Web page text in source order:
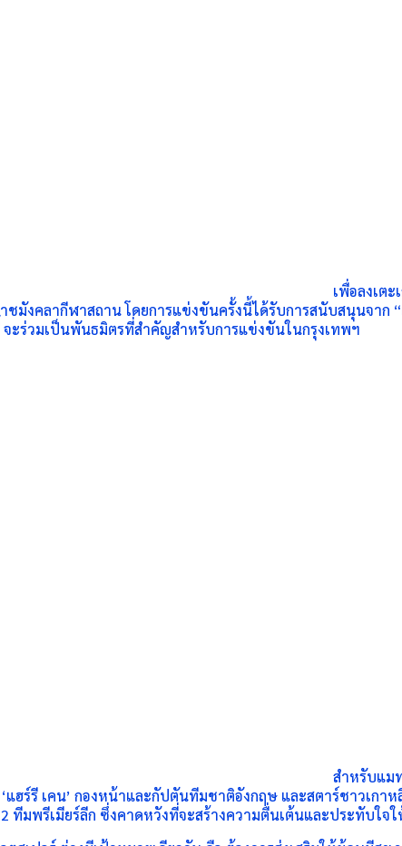
เพื่อลงเตะ
มังคลากีฬาสถาน โดยการแข่งขันครั้งนี้ได้รับการสนับสนุนจาก
จะร่วมเป็นพันธมิตรที่สำคัญสำหรับการแข่งขันในกรุงเทพฯ
สำหรับแม
‘แฮร์รี เคน’ กองหน้าและกัปตันทีมชาติอังกฤษ และสตาร์ชาวเกาห
2 ทีมพรีเมียร์ลีก ซึ่งคาดหวังที่จะสร้างความตื่นเต้นและประทับใจ